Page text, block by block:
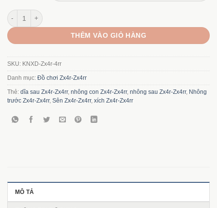
Bộ nhông sên (xích) dĩa Mototron cho Zx4r-Zx4rr số lượng
THÊM VÀO GIỎ HÀNG
SKU: KNXD-Zx4r-4rr
Danh mục: Đồ chơi Zx4r-Zx4rr
Thẻ: dĩa sau Zx4r-Zx4rr, nhông con Zx4r-Zx4rr, nhông sau Zx4r-Zx4rr, Nhông
trước Zx4r-Zx4rr, Sên Zx4r-Zx4rr, xích Zx4r-Zx4rr
MÔ TẢ